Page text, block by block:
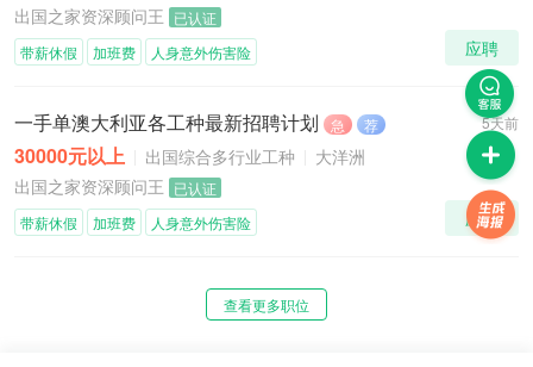
出国之家资深顾问王 已认证
应聘
带薪休假 加班费 人身意外伤害险
5天前
一手单澳大利亚各工种最新招聘计划 急 荐
30000元以上 出国综合多行业工种
大洋洲
出国之家资深顾问王 已认证
应聘
带薪休假 加班费 人身意外伤害险
查看更多职位